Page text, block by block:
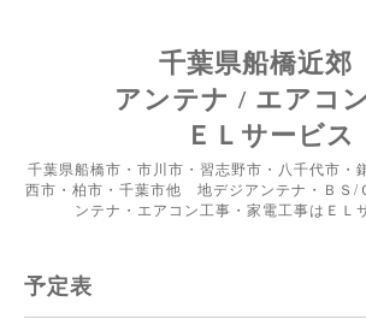
千葉県船橋近郊
アンテナ / エアコ
ＥＬサービス
千葉県船橋市・市川市・習志野市・八千代市・
西市・柏市・千葉市他 地デジアンテナ・ＢＳ/
ンテナ・エアコン工事・家電工事はＥＬ
予定表